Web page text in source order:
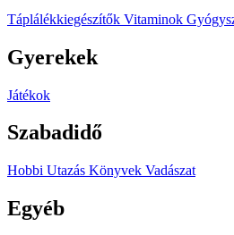
Táplálékkiegészítők Vitaminok
Gyerekek
Játékok
Szabadidő
Hobbi Utazás Könyvek Vadászat
Egyéb